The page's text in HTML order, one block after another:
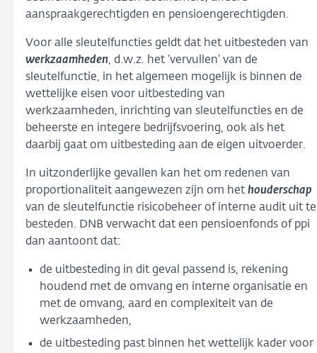
aanspraakgerechtigden en pensioengerechtigden.
Voor alle sleutelfuncties geldt dat het uitbesteden van
werkzaamheden, d.w.z. het ‘vervullen’ van de
sleutelfunctie, in het algemeen mogelijk is binnen de
wettelijke eisen voor uitbesteding van
werkzaamheden, inrichting van sleutelfuncties en de
beheerste en integere bedrijfsvoering, ook als het
daarbij gaat om uitbesteding aan de eigen uitvoerder.
In uitzonderlijke gevallen kan het om redenen van
proportionaliteit aangewezen zijn om het houderschap
van de sleutelfunctie risicobeheer of interne audit uit te
besteden. DNB verwacht dat een pensioenfonds of ppi
dan aantoont dat:
de uitbesteding in dit geval passend is, rekening
houdend met de omvang en interne organisatie en
met de omvang, aard en complexiteit van de
werkzaamheden,
de uitbesteding past binnen het wettelijk kader voor